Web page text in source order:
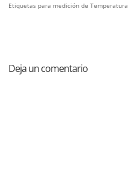
Etiquetas para medición de Temperatura
Deja un comentario